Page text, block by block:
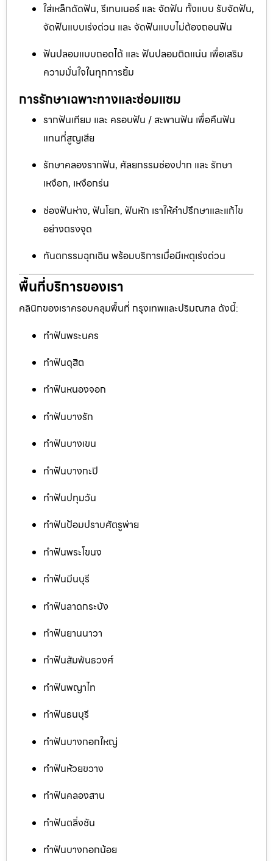
ใส่เหล็กดัดฟัน, รีเทนเนอร์ และ จัดฟัน ทั้งแบบ รับจัดฟัน,
จัดฟันแบบเร่งด่วน และ จัดฟันแบบไม่ต้องถอนฟัน
ฟันปลอมแบบถอดได้ และ ฟันปลอมติดแน่น เพื่อเสริม
ความมั่นใจในทุกการยิ้ม
การรักษาเฉพาะทางและซ่อมแซม
รากฟันเทียม และ ครอบฟัน / สะพานฟัน เพื่อคืนฟัน
แทนที่สูญเสีย
รักษาคลองรากฟัน, ศัลยกรรมช่องปาก และ รักษา
เหงือก, เหงือกร่น
ช่องฟันห่าง, ฟันโยก, ฟันหัก เราให้คำปรึกษาและแก้ไข
อย่างตรงจุด
ทันตกรรมฉุกเฉิน พร้อมบริการเมื่อมีเหตุเร่งด่วน
พื้นที่บริการของเรา
คลินิกของเราครอบคลุมพื้นที่ กรุงเทพและปริมณฑล ดังนี้:
ทำฟันพระนคร
ทำฟันดุสิต
ทำฟันหนองจอก
ทำฟันบางรัก
ทำฟันบางเขน
ทำฟันบางกะปิ
ทำฟันปทุมวัน
ทำฟันป้อมปราบศัตรูพ่าย
ทำฟันพระโขนง
ทำฟันมีนบุรี
ทำฟันลาดกระบัง
ทำฟันยานนาวา
ทำฟันสัมพันธวงศ์
ทำฟันพญาไท
ทำฟันธนบุรี
ทำฟันบางกอกใหญ่
ทำฟันห้วยขวาง
ทำฟันคลองสาน
ทำฟันตลิ่งชัน
ทำฟันบางกอกน้อย